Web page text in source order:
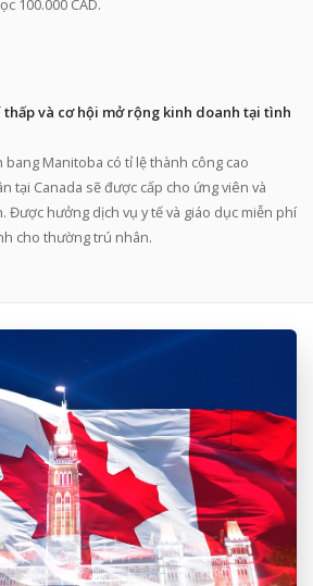
100.000 CAD.
và cơ hội mở rộng kinh doanh tại tình
Manitoba có tỉ lệ thành công cao
tại Canada sẽ được cấp cho ứng viên và
Được hưởng dịch vụ y tế và giáo dục miễn phí
cho thường trú nhân.